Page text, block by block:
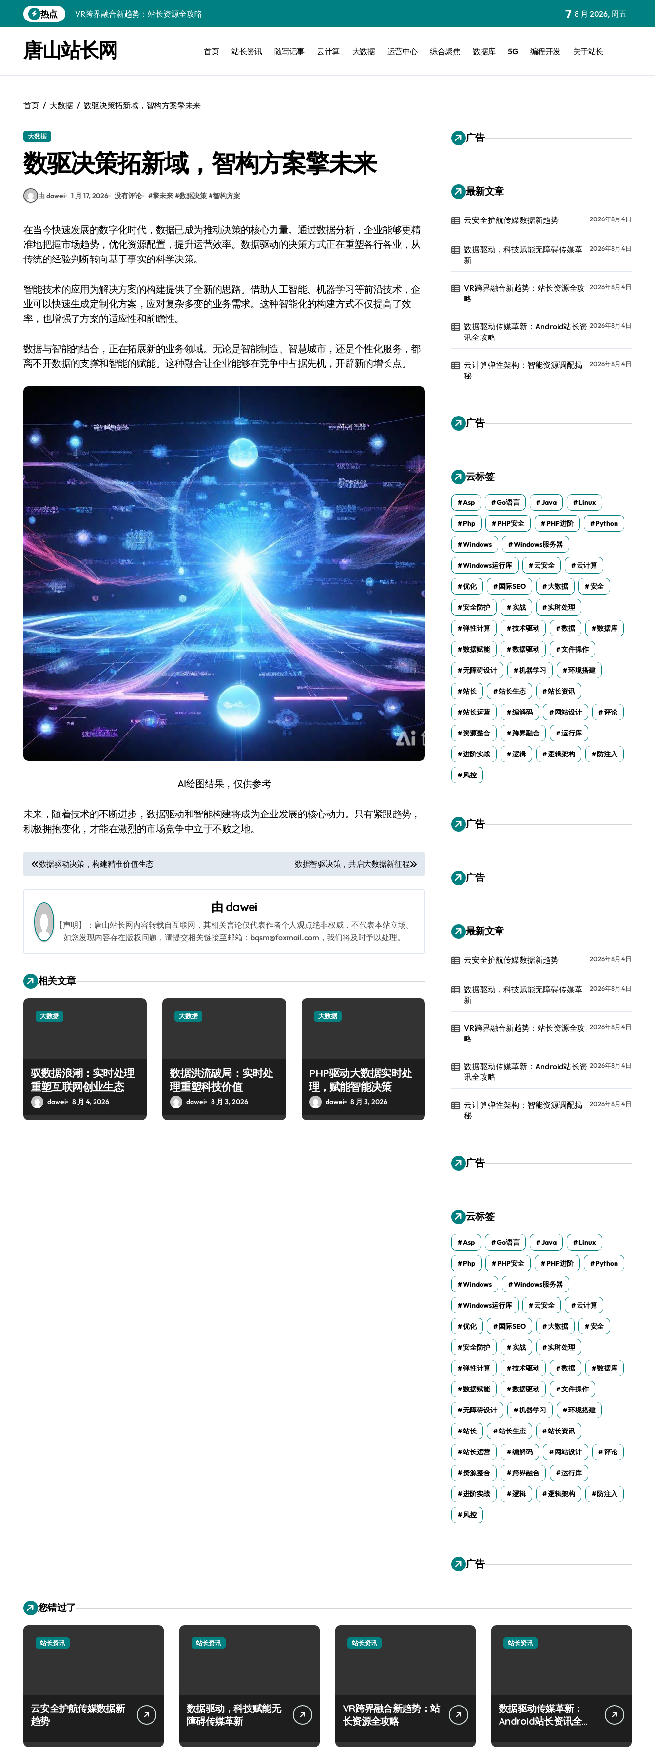
到
热点
VR跨界融合新趋势：站长资源全攻略
云计算弹性架构：智能资源调配揭秘
数据驱动传媒革新：交互优化实战解析
数据驱动下的传媒生态量子跃迁
数据驱动创新：科技赋能传媒增长
云安全护航传媒数据新趋势
7 8 月 2026, 周五
唐山站长网 首页 站长资讯 随写记事 云计算 大数据 运营中心 综合聚焦 数据库 5G 编程开发 关于站长
首页 大数据 数驱决策拓新域，智构方案擎未来
大数据
数驱决策拓新域，智构方案擎未来
由 dawei 1 月 17, 2026 没有评论 #擎未来 #数驱决策 #智构方案
在当今快速发展的数字化时代，数据已成为推动决策的核心力量。通过数据分析，企业能够更精
准地把握市场趋势，优化资源配置，提升运营效率。数据驱动的决策方式正在重塑各行各业，从
传统的经验判断转向基于事实的科学决策。
智能技术的应用为解决方案的构建提供了全新的思路。借助人工智能、机器学习等前沿技术，企
业可以快速生成定制化方案，应对复杂多变的业务需求。这种智能化的构建方式不仅提高了效
率，也增强了方案的适应性和前瞻性。
数据与智能的结合，正在拓展新的业务领域。无论是智能制造、智慧城市，还是个性化服务，都
离不开数据的支撑和智能的赋能。这种融合让企业能够在竞争中占据先机，开辟新的增长点。
AI绘图结果，仅供参考
未来，随着技术的不断进步，数据驱动和智能构建将成为企业发展的核心动力。只有紧跟趋势，
积极拥抱变化，才能在激烈的市场竞争中立于不败之地。
文
章
导
航
数据驱动决策，构建精准价值生态 数据智驱决策，共启大数据新征程
由 dawei
【声明】：唐山站长网内容转载自互联网，其相关言论仅代表作者个人观点绝非权威，不代表本站立场。
如您发现内容存在版权问题，请提交相关链接至邮箱：bqsm@foxmail.com，我们将及时予以处理。
相关文章
大数据
驭数据浪潮：实时处理
重塑互联网创业生态
dawei 8 月 4, 2026
大数据
数据洪流破局：实时处
理重塑科技价值
dawei 8 月 3, 2026
大数据
PHP驱动大数据实时处
理，赋能智能决策
dawei 8 月 3, 2026
广告
最新文章
云安全护航传媒数据新趋势 2026年8月4日
数据驱动，科技赋能无障碍传媒革
新
2026年8月4日
VR跨界融合新趋势：站长资源全攻
略
2026年8月4日
数据驱动传媒革新：Android站长资
讯全攻略
2026年8月4日
云计算弹性架构：智能资源调配揭
秘
2026年8月4日
广告
云标签
Asp Go语言 Java Linux
Php PHP安全 PHP进阶 Python
Windows Windows服务器
Windows运行库 云安全 云计算
优化 国际SEO 大数据 安全
安全防护 实战 实时处理
弹性计算 技术驱动 数据 数据库
数据赋能 数据驱动 文件操作
无障碍设计 机器学习 环境搭建
站长 站长生态 站长资讯
站长运营 编解码 网站设计 评论
资源整合 跨界融合 运行库
进阶实战 逻辑 逻辑架构 防注入
风控
广告
广告
最新文章
云安全护航传媒数据新趋势 2026年8月4日
数据驱动，科技赋能无障碍传媒革
新
2026年8月4日
VR跨界融合新趋势：站长资源全攻
略
2026年8月4日
数据驱动传媒革新：Android站长资
讯全攻略
2026年8月4日
云计算弹性架构：智能资源调配揭
秘
2026年8月4日
广告
云标签
Asp Go语言 Java Linux
Php PHP安全 PHP进阶 Python
Windows Windows服务器
Windows运行库 云安全 云计算
优化 国际SEO 大数据 安全
安全防护 实战 实时处理
弹性计算 技术驱动 数据 数据库
数据赋能 数据驱动 文件操作
无障碍设计 机器学习 环境搭建
站长 站长生态 站长资讯
站长运营 编解码 网站设计 评论
资源整合 跨界融合 运行库
进阶实战 逻辑 逻辑架构 防注入
风控
广告
您错过了
站长资讯
云安全护航传媒数据新
趋势
站长资讯
数据驱动，科技赋能无
障碍传媒革新
站长资讯
VR跨界融合新趋势：站
长资源全攻略
站长资讯
数据驱动传媒革新：
Android站长资讯全攻